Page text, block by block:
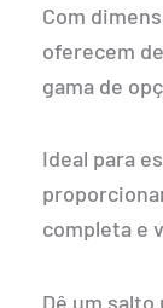
Com
oferecem
gama de
Ideal para
completa e
Dê um salto